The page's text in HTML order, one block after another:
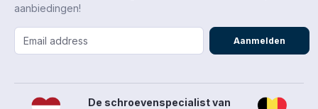
aanbiedingen!
Aanmelden
De schroevenspecialist van